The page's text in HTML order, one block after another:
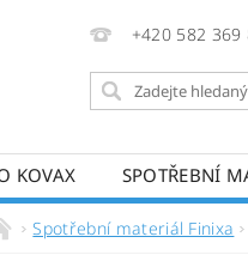
+420 582 369
KOVAX SPOTŘEBNÍ
Spotřební materiál Finixa